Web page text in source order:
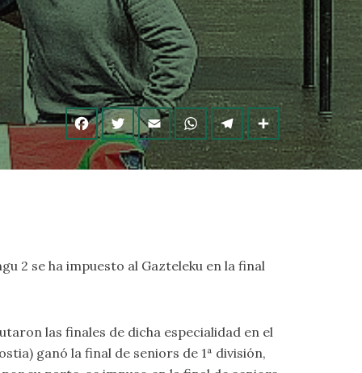
2 se ha impuesto al Gazteleku en la final
las finales de dicha especialidad en el
ganó la final de seniors de 1ª división,